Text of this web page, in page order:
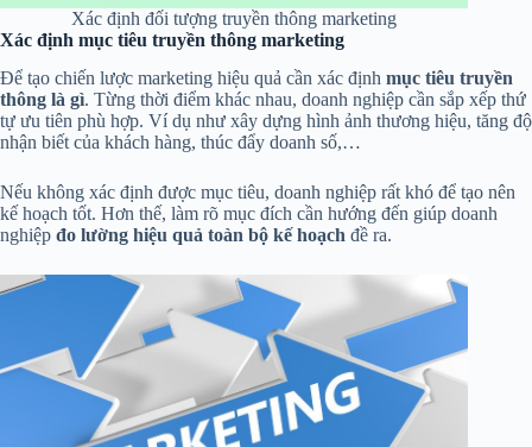
Xác định đối tượng truyền thông marketing
Xác định mục tiêu truyền thông marketing
Để tạo chiến lược marketing hiệu quả cần xác định mục tiêu truyền
thông là gì. Từng thời điểm khác nhau, doanh nghiệp cần sắp xếp thứ
tự ưu tiên phù hợp. Ví dụ như xây dựng hình ảnh thương hiệu, tăng độ
nhận biết của khách hàng, thúc đẩy doanh số,…
Nếu không xác định được mục tiêu, doanh nghiệp rất khó để tạo nên
kế hoạch tốt. Hơn thế, làm rõ mục đích cần hướng đến giúp doanh
nghiệp đo lường hiệu quả toàn bộ kế hoạch đề ra.